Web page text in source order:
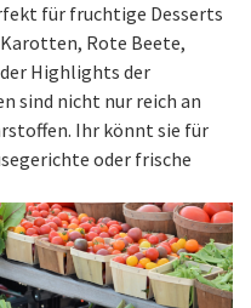
für fruchtige Desserts
Rote Beete,
Highlights der
sind nicht nur reich an
Ihr könnt sie für
oder frische